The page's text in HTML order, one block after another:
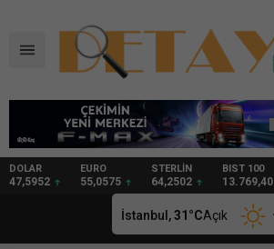
DOLAR
47,5952
EURO
55,0575
STERLİN
64,2502
BIST 100
13.769,40
İstanbul,31 °CAçık